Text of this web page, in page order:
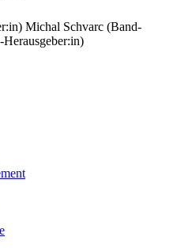
Michal Schvarc (Band-